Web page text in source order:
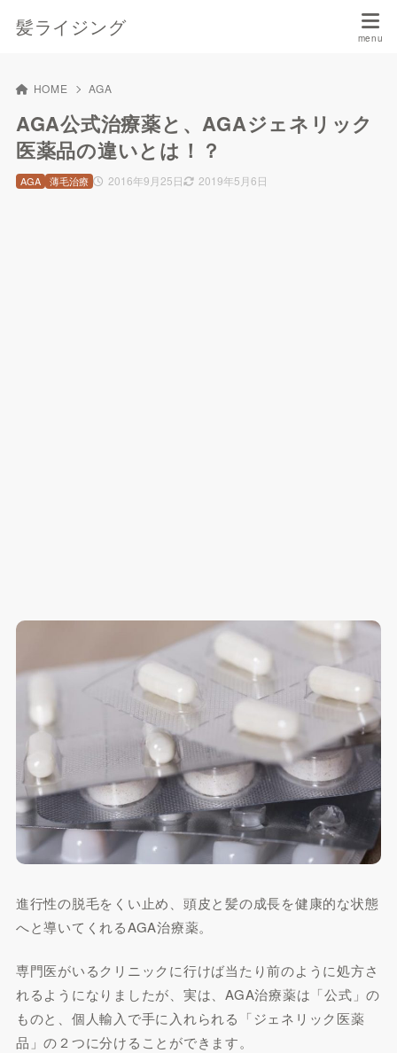
髪ライジング
HOME AGA
AGA公式治療薬と、AGAジェネリック
医薬品の違いとは！？
2016年9月25日 2019年5月6日
AGA 薄毛治療
進行性の脱毛をくい止め、頭皮と髪の成長を健康的な状態
へと導いてくれるAGA治療薬。
専門医がいるクリニックに行けば当たり前のように処方さ
れるようになりましたが、実は、AGA治療薬は「公式」の
ものと、個人輸入で手に入れられる「ジェネリック医薬
品」の２つに分けることができます。